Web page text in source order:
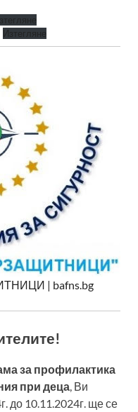
Изтегляне
| bafns.bg
за профилактика
при деца , Ви
до 10.11.2024г. ще се